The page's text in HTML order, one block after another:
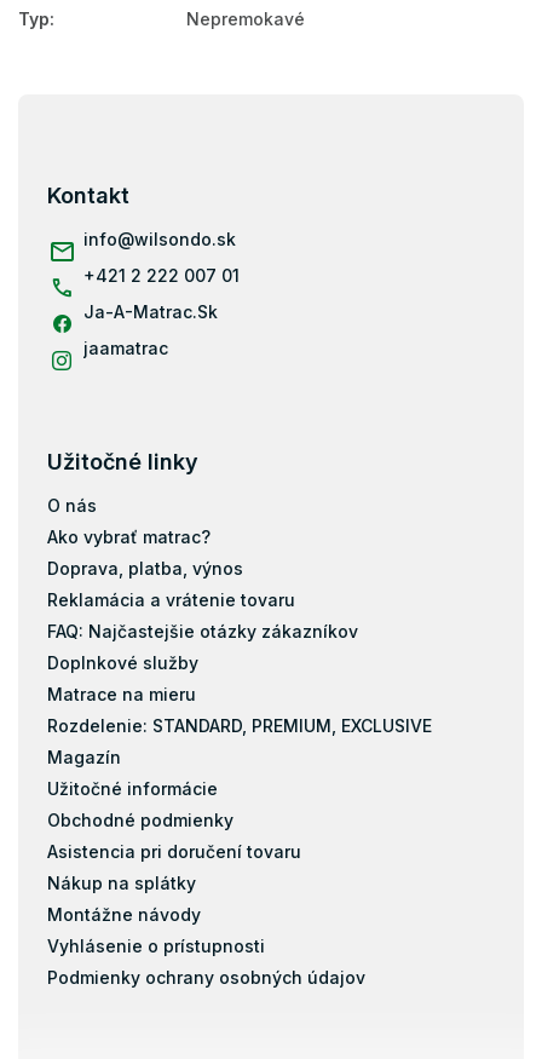
Typ: Nepremokavé
Kontakt
info@wilsondo.sk
+421 2 222 007 01
Ja-A-Matrac.Sk
jaamatrac
Užitočné linky
O nás
Ako vybrať matrac?
Doprava, platba, výnos
Reklamácia a vrátenie tovaru
FAQ: Najčastejšie otázky zákazníkov
Doplnkové služby
Matrace na mieru
Rozdelenie: STANDARD, PREMIUM, EXCLUSIVE
Magazín
Užitočné informácie
Obchodné podmienky
Asistencia pri doručení tovaru
Nákup na splátky
Montážne návody
Vyhlásenie o prístupnosti
Podmienky ochrany osobných údajov